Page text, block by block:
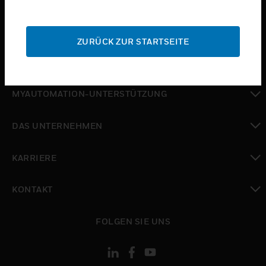
SUPPORT
toggle view
toggle view
MYAUTOMATION-UNTERSTÜTZUNG
DAS UNTERNEHMEN
KARRIERE
KONTAKT
FOLGEN SIE UNS
ZURÜCK ZUR STARTSEITE